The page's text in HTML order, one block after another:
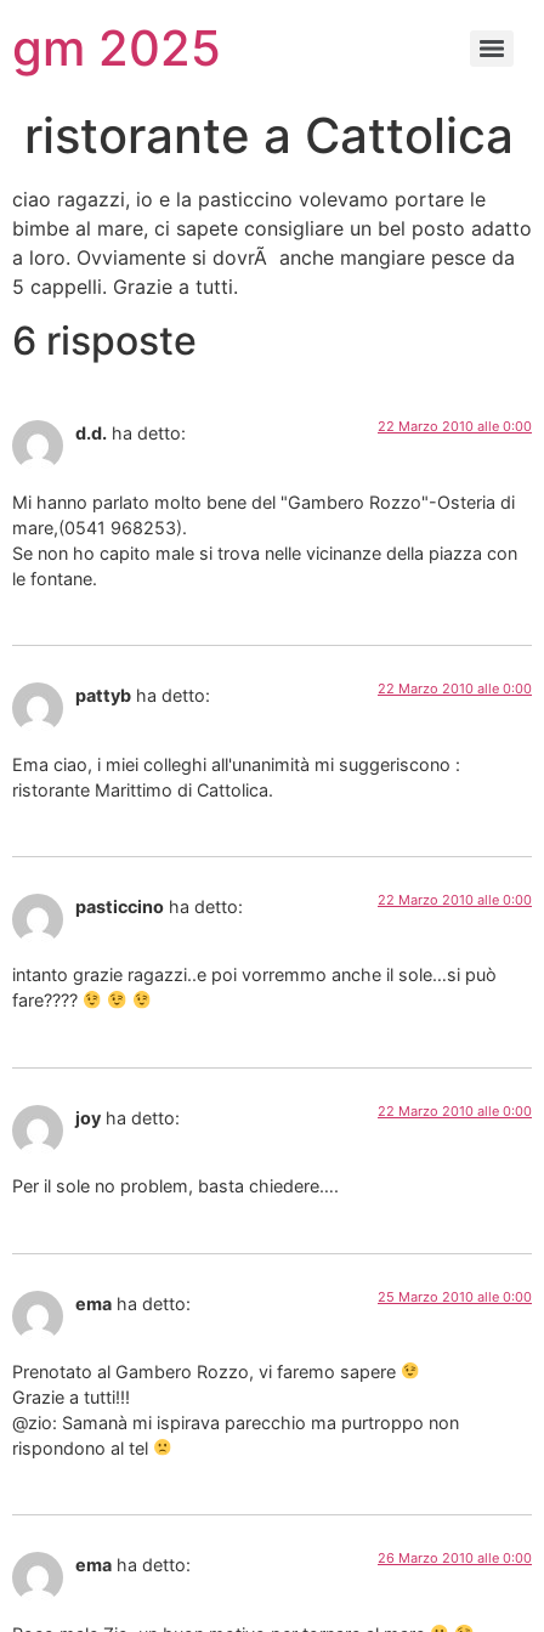
gm 2025
ristorante a Cattolica
ciao ragazzi, io e la pasticcino volevamo portare le
bimbe al mare, ci sapete consigliare un bel posto adatto
a loro. Ovviamente si dovrÃ anche mangiare pesce da
5 cappelli. Grazie a tutti.
6 risposte
d.d. ha detto: 22 Marzo 2010 alle 0:00
Mi hanno parlato molto bene del "Gambero Rozzo"-Osteria di
mare,(0541 968253).
Se non ho capito male si trova nelle vicinanze della piazza con
le fontane.
pattyb ha detto: 22 Marzo 2010 alle 0:00
Ema ciao, i miei colleghi all'unanimità mi suggeriscono :
ristorante Marittimo di Cattolica.
pasticcino ha detto: 22 Marzo 2010 alle 0:00
intanto grazie ragazzi..e poi vorremmo anche il sole…si può
fare????
joy ha detto: 22 Marzo 2010 alle 0:00
Per il sole no problem, basta chiedere….
ema ha detto: 25 Marzo 2010 alle 0:00
Prenotato al Gambero Rozzo, vi faremo sapere
Grazie a tutti!!!
@zio: Samanà mi ispirava parecchio ma purtroppo non
rispondono al tel
ema ha detto: 26 Marzo 2010 alle 0:00